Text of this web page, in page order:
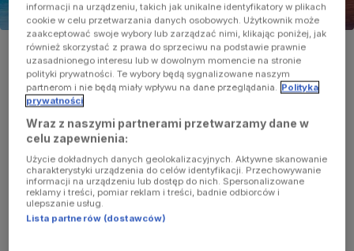
Teatr
Shutterstock/Fer Gregory
Miłośnicy teatru są już mocno spragnieni bezpośredniego
kontaktu z tą formą sztuki. Za niecały miesiąc, a dokładnie 4
czerwca, będą oni mogli wybrać się do Teatru Druga Strefa na
warszawskim Mokotowie, by zobaczyć "Geometrię
propagandy", spektakl określany mianem "monodramu
nowocyrkowego".
informacji na urządzeniu, takich jak unikalne identyfikatory w plikach
cookie w celu przetwarzania danych osobowych. Użytkownik może
zaakceptować swoje wybory lub zarządzać nimi, klikając poniżej, jak
również skorzystać z prawa do sprzeciwu na podstawie prawnie
uzasadnionego interesu lub w dowolnym momencie na stronie
polityki prywatności. Te wybory będą sygnalizowane naszym
partnerom i nie będą miały wpływu na dane przeglądania. Polityka
prywatności
Wraz z naszymi partnerami przetwarzamy dane w
celu zapewnienia:
Użycie dokładnych danych geolokalizacyjnych. Aktywne skanowanie
charakterystyki urządzenia do celów identyfikacji. Przechowywanie
informacji na urządzeniu lub dostęp do nich. Spersonalizowane
reklamy i treści, pomiar reklam i treści, badnie odbiorców i
ulepszanie usług.
Lista partnerów (dostawców)